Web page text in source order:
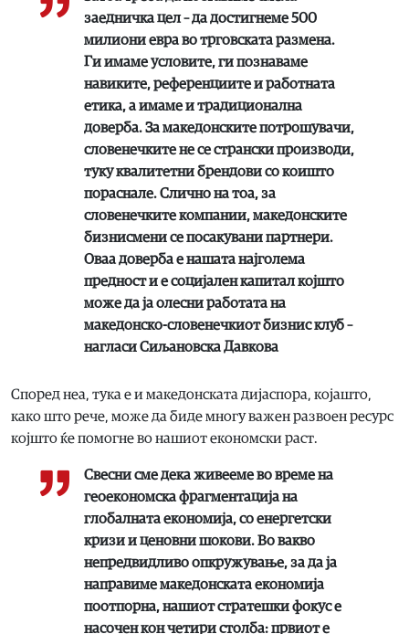
заедничка цел – да достигнеме 500
милиони евра во трговската размена.
Ги имаме условите, ги познаваме
навиките, референциите и работната
етика, а имаме и традиционална
доверба. За македонските потрошувачи,
словенечките не се странски производи,
туку квалитетни брендови со коишто
пораснале. Слично на тоа, за
словенечките компании, македонските
бизнисмени се посакувани партнери.
Оваа доверба е нашата најголема
предност и е социјален капитал којшто
може да ја олесни работата на
македонско-словенечкиот бизнис клуб –
нагласи Сиљановска Давкова
Според неа, тука е и македонската дијаспора, којашто,
како што рече, може да биде многу важен развоен ресурс
којшто ќе помогне во нашиот економски раст.
Свесни сме дека живееме во време на
геоекономска фрагментација на
глобалната економија, со енергетски
кризи и ценовни шокови. Во вакво
непредвидливо опкружување, за да ја
направиме македонската економија
поотпорна, нашиот стратешки фокус е
насочен кон четири столба: првиот е